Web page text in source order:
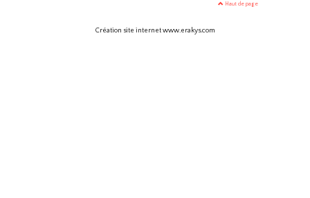
Haut de page
Création site internet www.erakys.com